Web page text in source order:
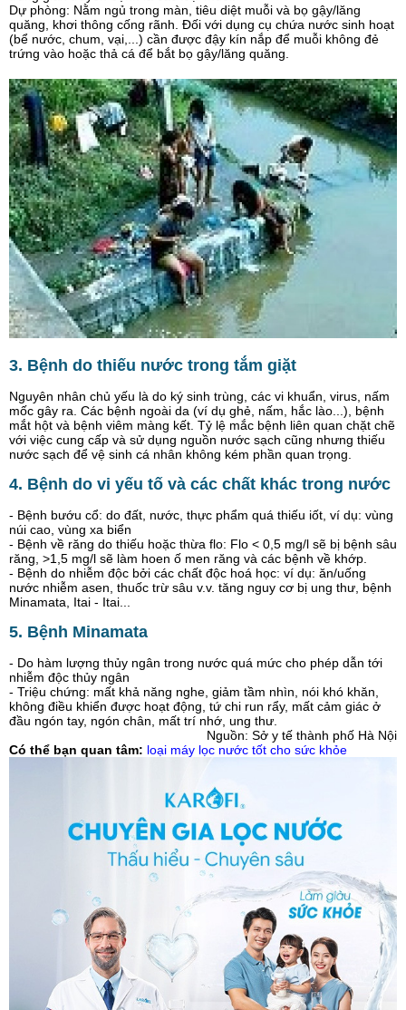
Dự phòng: Nằm ngủ trong màn, tiêu diệt muỗi và bọ gậy/lăng
quăng, khơi thông cống rãnh. Đối với dụng cụ chứa nước sinh hoạt
(bể nước, chum, vại,...) cần được đậy kín nắp để muỗi không đẻ
trứng vào hoặc thả cá để bắt bọ gậy/lăng quăng.
3. Bệnh do thiếu nước trong tắm giặt
Nguyên nhân chủ yếu là do ký sinh trùng, các vi khuẩn, virus, nấm
mốc gây ra. Các bệnh ngoài da (ví dụ ghẻ, nấm, hắc lào...), bệnh
mắt hột và bệnh viêm màng kết. Tỷ lệ mắc bệnh liên quan chặt chẽ
với việc cung cấp và sử dụng nguồn nước sạch cũng nhưng thiếu
nước sạch để vệ sinh cá nhân không kém phần quan trọng.
4. Bệnh do vi yếu tố và các chất khác trong nước
- Bệnh bướu cổ: do đất, nước, thực phẩm quá thiếu iốt, ví dụ: vùng
núi cao, vùng xa biển
- Bệnh về răng do thiếu hoặc thừa flo: Flo < 0,5 mg/l sẽ bị bệnh sâu
răng, >1,5 mg/l sẽ làm hoen ố men răng và các bệnh về khớp.
- Bệnh do nhiễm độc bởi các chất độc hoá học: ví dụ: ăn/uống
nước nhiễm asen, thuốc trừ sâu v.v. tăng nguy cơ bị ung thư, bệnh
Minamata, Itai - Itai...
5. Bệnh Minamata
- Do hàm lượng thủy ngân trong nước quá mức cho phép dẫn tới
nhiễm độc thủy ngân
- Triệu chứng: mất khả năng nghe, giảm tầm nhìn, nói khó khăn,
không điều khiển được hoạt động, tứ chi run rẩy, mất cảm giác ở
đầu ngón tay, ngón chân, mất trí nhớ, ung thư.
Nguồn: Sở y tế thành phố Hà Nội
Có thể bạn quan tâm: loại máy lọc nước tốt cho sức khỏe